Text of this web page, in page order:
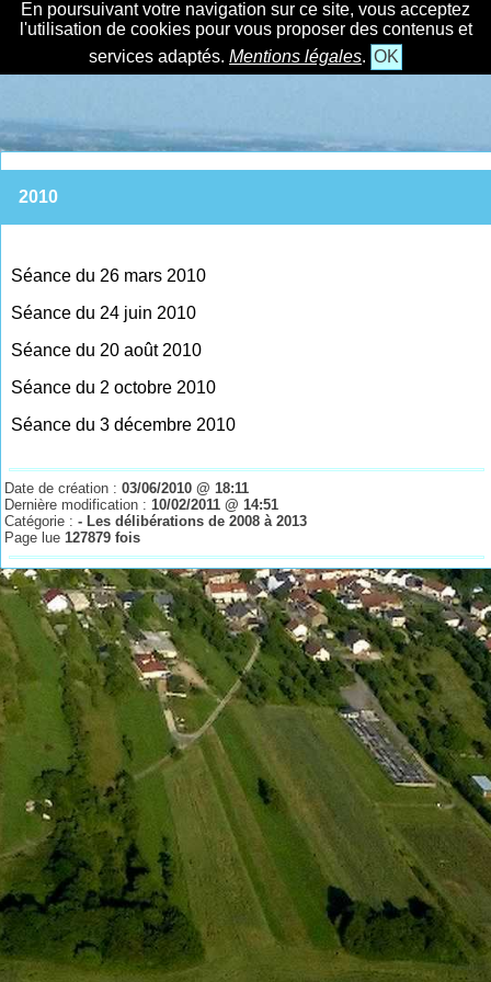
En poursuivant votre navigation sur ce site, vous acceptez
l'utilisation de cookies pour vous proposer des contenus et
services adaptés. Mentions légales. OK
2010
Séance du 26 mars 2010
Séance du 24 juin 2010
Séance du 20 août 2010
Séance du 2 octobre 2010
Séance du 3 décembre 2010
Date de création :03/06/2010 @ 18:11
Dernière modification :10/02/2011 @ 14:51
Catégorie :- Les délibérations de 2008 à 2013
Page lue127879 fois